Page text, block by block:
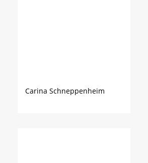
Carina Schneppenheim